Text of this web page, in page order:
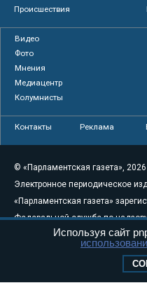
Происшествия
Видео
Фото
Мнения
Медиацентр
Колумнисты
Контакты Реклама
© «Парламентская газета», 2026
Электронное периодическое
«Парламентская газета»
Федеральной службе по
связи, информационных
массовых коммуникаций
Свидетельство о регистрации
Используя сайт